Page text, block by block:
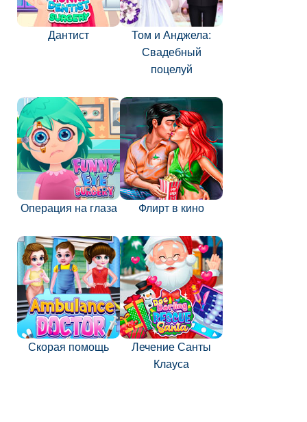
Дантист
Том и Анджела:
Свадебный
поцелуй
Операция на глаза Флирт в кино
Скорая помощь
Лечение Санты
Клауса